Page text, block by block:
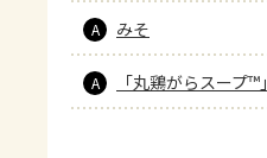
A みそ
A 「丸鶏がらスープ™」